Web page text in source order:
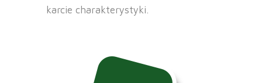
karcie charakterystyki.